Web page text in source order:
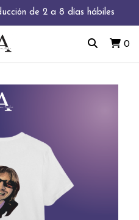
de 2 a 8 días hábiles
0